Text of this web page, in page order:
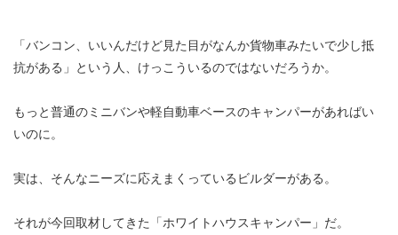
「バンコン、いいんだけど見た目がなんか貨物車みたいで少し抵
抗がある」という人、けっこういるのではないだろうか。
もっと普通のミニバンや軽自動車ベースのキャンパーがあればい
いのに。
実は、そんなニーズに応えまくっているビルダーがある。
それが今回取材してきた「ホワイトハウスキャンパー」だ。